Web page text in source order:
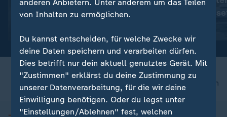
Dingen auf die USA"
verteidigt
nach oben
anderen Anbietern. Unter anderem um das Teilen
von Inhalten zu ermöglichen.
Du kannst entscheiden, für welche Zwecke wir
deine Daten speichern und verarbeiten dürfen.
Dies betrifft nur dein aktuell genutztes Gerät. Mit
"Zustimmen" erklärst du deine Zustimmung zu
unserer Datenverarbeitung, für die wir deine
Einwilligung benötigen. Oder du legst unter
"Einstellungen/Ablehnen" fest, welchen